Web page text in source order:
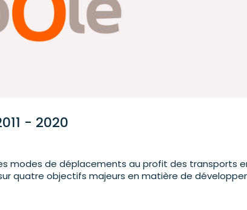
- 2020
modes de déplacements au profit des transports
quatre objectifs majeurs en matière de